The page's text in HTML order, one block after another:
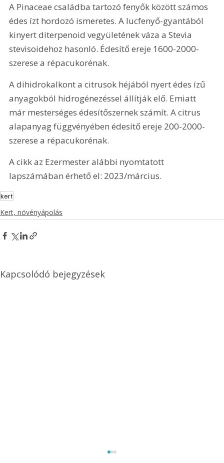
A Pinaceae családba tartozó fenyők között számos
édes ízt hordozó ismeretes. A lucfenyő-gyantából
kinyert diterpenoid vegyületének váza a Stevia
stevisoidehoz hasonló. Édesítő ereje 1600-2000-
szerese a répacukorénak.
A dihidrokalkont a citrusok héjából nyert édes ízű
anyagokból hidrogénezéssel állítják elő. Emiatt
már mesterséges édesítőszernek számít. A citrus
alapanyag függvényében édesítő ereje 200-2000-
szerese a répacukorénak.
A cikk az Ezermester alábbi nyomtatott
lapszámában érhető el: 2023/március.
kert
Kert, növényápolás
Kapcsolódó bejegyzések